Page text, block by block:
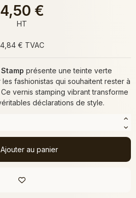
4,50 €
HT
4,84 € TVAC
présente une teinte verte
fashionistas qui souhaitent rester à
vernis stamping vibrant transforme
déclarations de style.
Ajouter au panier